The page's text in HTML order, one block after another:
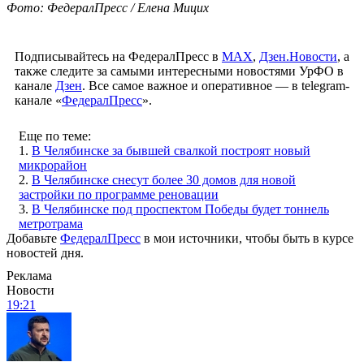
Фото: ФедералПресс / Елена Мицих
Подписывайтесь на ФедералПресс в МАХ, Дзен.Новости, а
также следите за самыми интересными новостями УрФО в
канале Дзен. Все самое важное и оперативное — в telegram-
канале «ФедералПресс».
Еще по теме:
1. В Челябинске за бывшей свалкой построят новый
микрорайон
2. В Челябинске снесут более 30 домов для новой
застройки по программе реновации
3. В Челябинске под проспектом Победы будет тоннель
метротрама
Добавьте ФедералПресс в мои источники, чтобы быть в курсе
новостей дня.
Реклама
Новости
19:21